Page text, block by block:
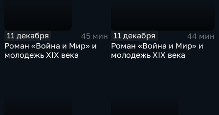
11 декабря
45 мин
Роман «Война и Мир» и
молодежь XIX века
11 декабря
44 мин
Роман «Война и Мир» и
молодежь XIX века